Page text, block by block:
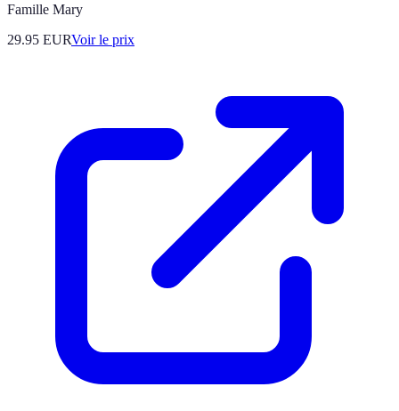
Famille Mary
29.95 EURVoir le prix